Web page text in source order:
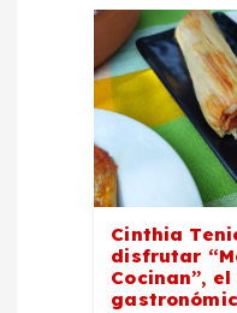
Cinthia
disfrutar
Cocinan”,